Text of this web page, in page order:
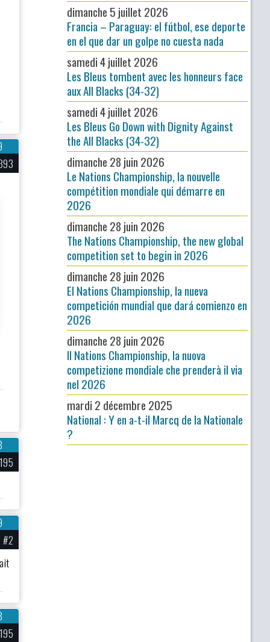
#2
dimanche 5 juillet 2026
Francia – Paraguay: el fútbol, ese deporte
en el que dar un golpe no cuesta nada
samedi 4 juillet 2026
Les Bleus tombent avec les honneurs face
aux All Blacks (34-32)
samedi 4 juillet 2026
Les Bleus Go Down with Dignity Against
the All Blacks (34-32)
dimanche 28 juin 2026
Le Nations Championship, la nouvelle
compétition mondiale qui démarre en
2026
dimanche 28 juin 2026
The Nations Championship, the new global
competition set to begin in 2026
dimanche 28 juin 2026
El Nations Championship, la nueva
competición mundial que dará comienzo en
2026
dimanche 28 juin 2026
Il Nations Championship, la nuova
competizione mondiale che prenderà il via
nel 2026
mardi 2 décembre 2025
National : Y en a-t-il Marcq de la Nationale
?